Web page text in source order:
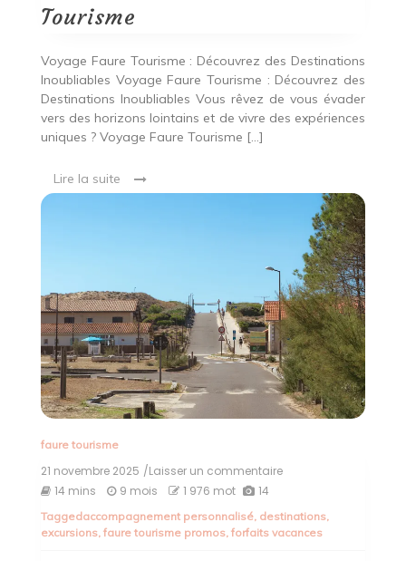
Tourisme
Voyage Faure Tourisme : Découvrez des Destinations
Inoubliables Voyage Faure Tourisme : Découvrez des
Destinations Inoubliables Vous rêvez de vous évader
vers des horizons lointains et de vivre des expériences
uniques ? Voyage Faure Tourisme […]
Lire la suite
faure tourisme
21 novembre 2025 /Laisser un commentaireon
Promotions
Exceptionnelles
14 mins 9 mois 1 976 mot 14
Taggedaccompagnement personnalisé, destinations,
excursions, faure tourisme promos, forfaits vacances